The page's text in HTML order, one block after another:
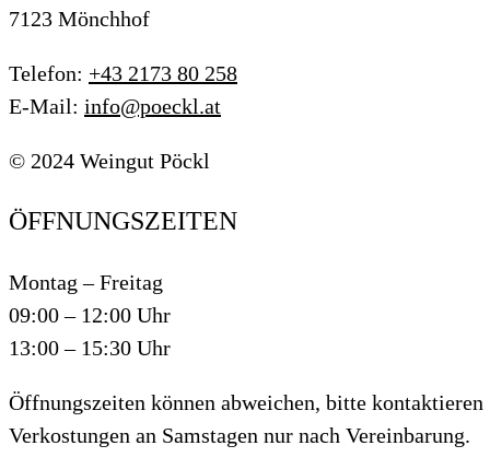
7123 Mönchhof
Telefon: +43 2173 80 258
E-Mail: info@poeckl.at
© 2024 Weingut Pöckl
ÖFFNUNGSZEITEN
Montag – Freitag
09:00 – 12:00 Uhr
13:00 – 15:30 Uhr
Öffnungszeiten können abweichen, bitte kontaktieren
Verkostungen an Samstagen nur nach Vereinbarung.